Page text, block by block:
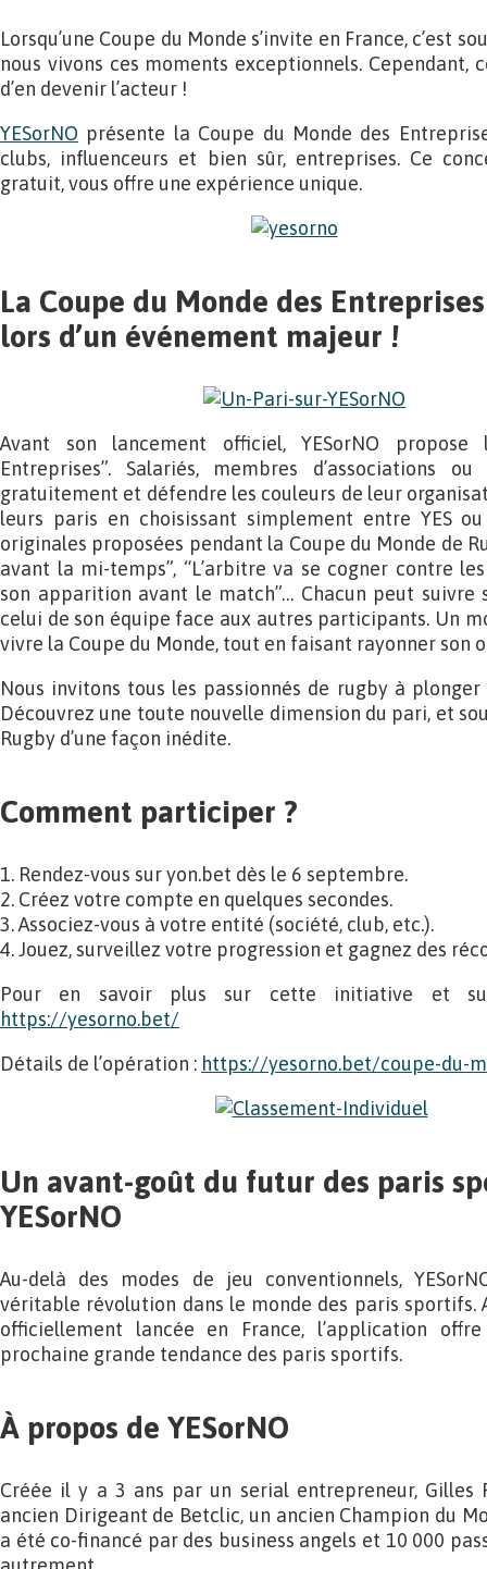
Lorsqu’une Coupe du Monde s’invite en France, c’est
nous vivons ces moments exceptionnels. Cependant,
d’en devenir l’acteur !
YESorNO présente la Coupe du Monde des
clubs, influenceurs et bien sûr, entreprises. Ce
gratuit, vous offre une expérience unique.
La Coupe du Monde des
lors d’un événement majeur !
Avant son lancement officiel, YESorNO
Entreprises”. Salariés, membres d’associations
gratuitement et défendre les couleurs de leur
leurs paris en choisissant simplement entre YES
originales proposées pendant la Coupe du Monde de
avant la mi-temps”, “L’arbitre va se cogner contre
son apparition avant le match”… Chacun peut suivre
celui de son équipe face aux autres participants. Un
vivre la Coupe du Monde, tout en faisant rayonner son
Nous invitons tous les passionnés de rugby à
Découvrez une toute nouvelle dimension du pari, et
Rugby d’une façon inédite.
Comment participer ?
1. Rendez-vous sur yon.bet dès le 6 septembre.
2. Créez votre compte en quelques secondes.
3. Associez-vous à votre entité (société, club, etc.).
4. Jouez, surveillez votre progression et gagnez des
Pour en savoir plus sur cette initiative et sur
https://yesorno.bet/
Détails de l’opération : https://yesorno.bet/coupe-du-
Un avant-goût du futur des paris
YESorNO
Au-delà des modes de jeu conventionnels,
véritable révolution dans le monde des paris sportifs.
officiellement lancée en France, l’application
prochaine grande tendance des paris sportifs.
À propos de YESorNO
Créée il y a 3 ans par un serial entrepreneur, Gilles
ancien Dirigeant de Betclic, un ancien Champion du
a été co-financé par des business angels et 10 000